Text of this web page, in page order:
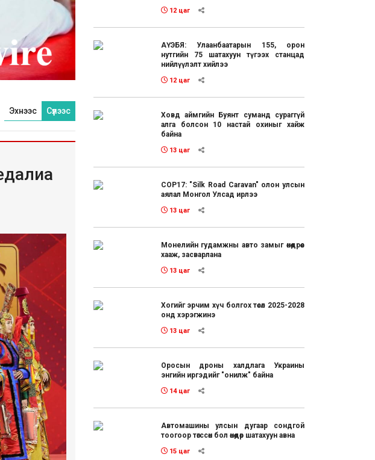
Эхнээс Сүүлээс
12 цаг
АҮЭБЯ: Улаанбаатарын 155, орон
нутгийн 75 шатахуун түгээх станцад
нийлүүлэлт хийлээ
12 цаг
Ховд аймгийн Буянт суманд сураггүй
алга болсон 10 настай охиныг хайж
байна
13 цаг
COP17: "Silk Road Caravan" олон улсын
аялал Монгол Улсад ирлээ
13 цаг
Монелийн гудамжны авто замыг өнөөдрөөс
хааж, засварлана
13 цаг
Хогийг эрчим хүч болгох төсөл 2025-2028
онд хэрэгжинэ
13 цаг
Оросын дроны халдлага Украины
энгийн иргэдийг "онилж" байна
14 цаг
Автомашины улсын дугаар сондгой
тоогоор төгссөн бол өнөөдөр шатахуун авна
15 цаг